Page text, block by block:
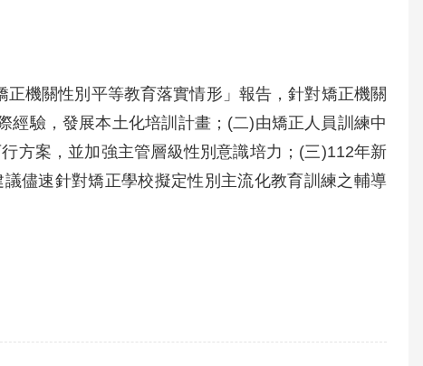
機關性別平等教育落實情形」報告，針對矯正機關
經驗，發展本土化培訓計畫；(二)由矯正人員訓練中
方案，並加強主管層級性別意識培力；(三)112年新
儘速針對矯正學校擬定性別主流化教育訓練之輔導